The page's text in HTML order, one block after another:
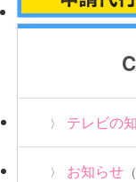
テレビの
お知らせ